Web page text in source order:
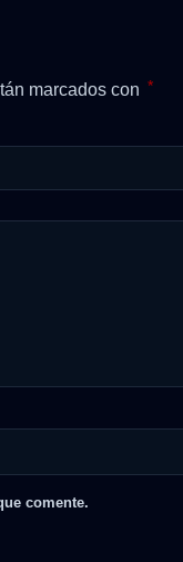
marcados con *
comente.